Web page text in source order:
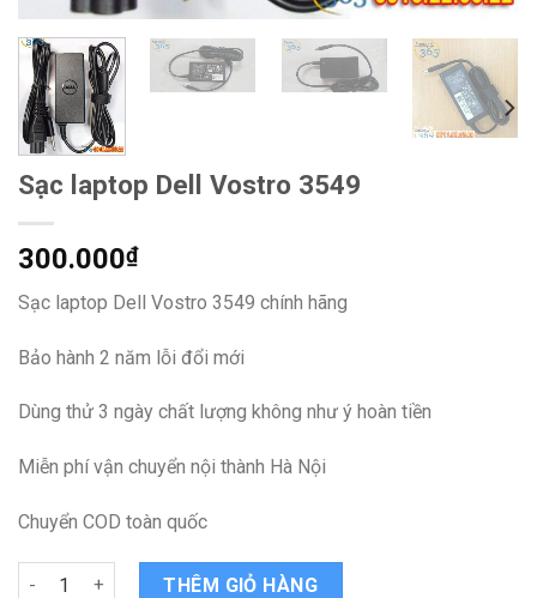
Sạc laptop Dell Vostro 3549
300.000₫
Sạc laptop Dell Vostro 3549 chính hãng
Bảo hành 2 năm lỗi đổi mới
Dùng thử 3 ngày chất lượng không như ý hoàn tiền
Miễn phí vận chuyển nội thành Hà Nội
Chuyển COD toàn quốc
Sạc laptop Dell Vostro 3549 quantity
THÊM GIỎ HÀNG